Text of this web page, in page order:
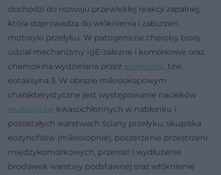
dochodzi do rozwoju przewlekłej reakcji zapalnej,
która doprowadza do włóknienia i zaburzeń
motoryki przełyku. W patogenezie choroby biorą
udział mechanizmy IgE-zależne i komórkowe oraz
chemokina wydzielana przez eozynofile, tzw.
eotaksyna 3. W obrazie mikroskopowym
charakterystyczne jest występowanie nacieków
leukocytów kwasochłonnych w nabłonku i
pozostałych warstwach ściany przełyku, skupiska
eozynofilów (mikroropnie), poszerzenie przestrzeni
międzykomórkowych, przerost i wydłużenie
brodawek warstwy podstawnej oraz włóknienie